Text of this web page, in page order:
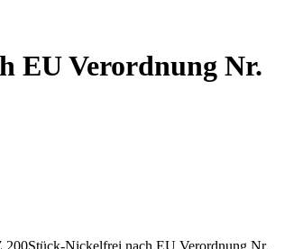
EU Verordnung Nr.